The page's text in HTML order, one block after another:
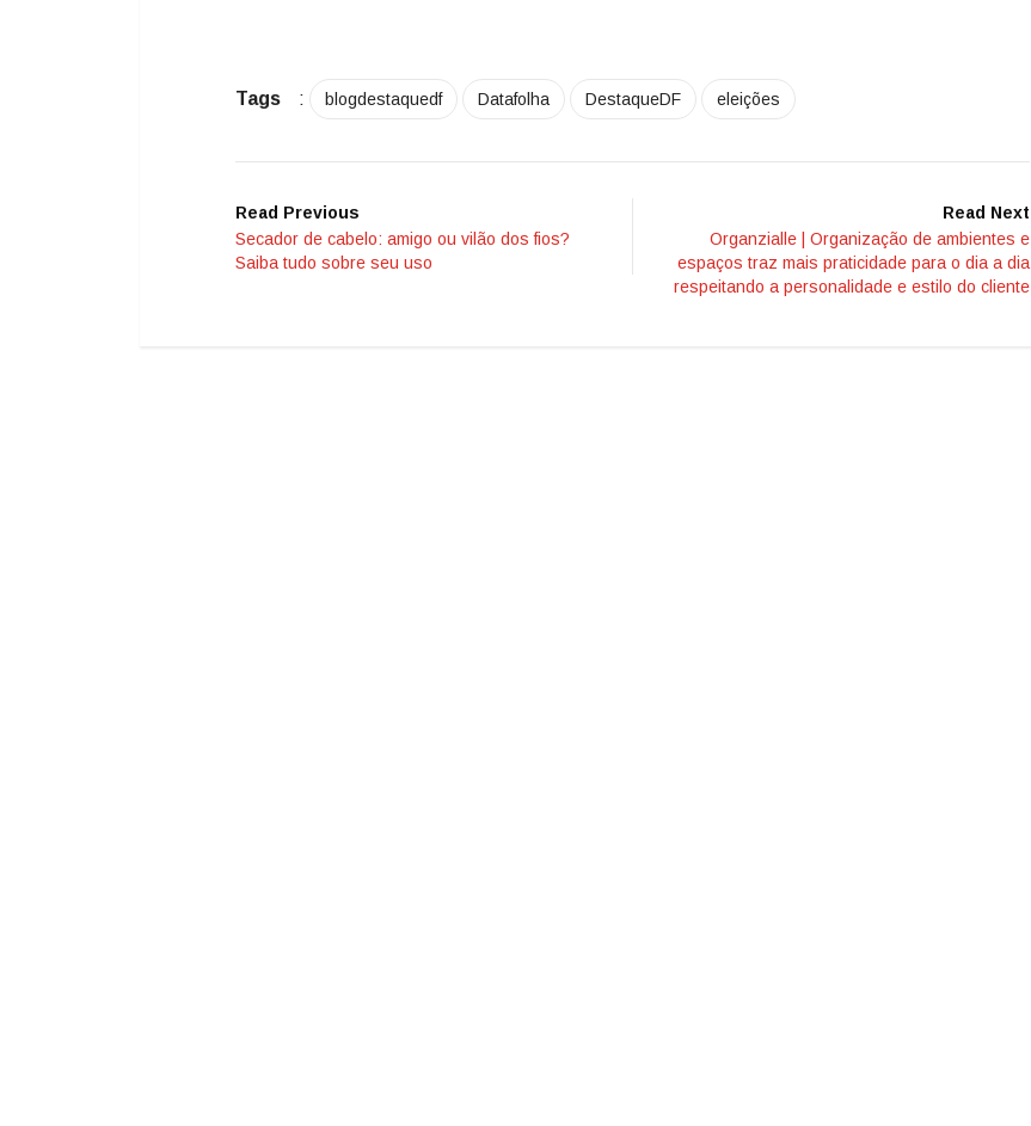
Tags : blogdestaquedf Datafolha DestaqueDF eleições
Read Previous
Secador de cabelo: amigo ou vilão dos fios?
Saiba tudo sobre seu uso
Read Next
Organzialle | Organização de ambientes e
espaços traz mais praticidade para o dia a dia
respeitando a personalidade e estilo do cliente